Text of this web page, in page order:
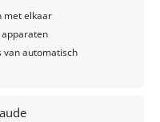
met elkaar
van automatisch